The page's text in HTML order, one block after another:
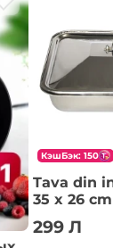
КэшБэк: 150
Tava din
35 x 26 cm
299 Л